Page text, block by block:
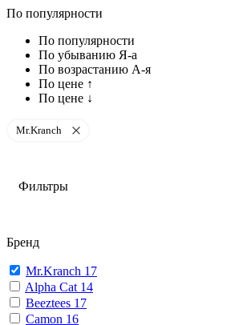
По популярности
По популярности
По убыванию Я-а
По возрастанию А-я
По цене ↑
По цене ↓
Mr.Kranch
Фильтры
Бренд
Mr.Kranch 17
Alpha Cat 14
Beeztees 17
Camon 16